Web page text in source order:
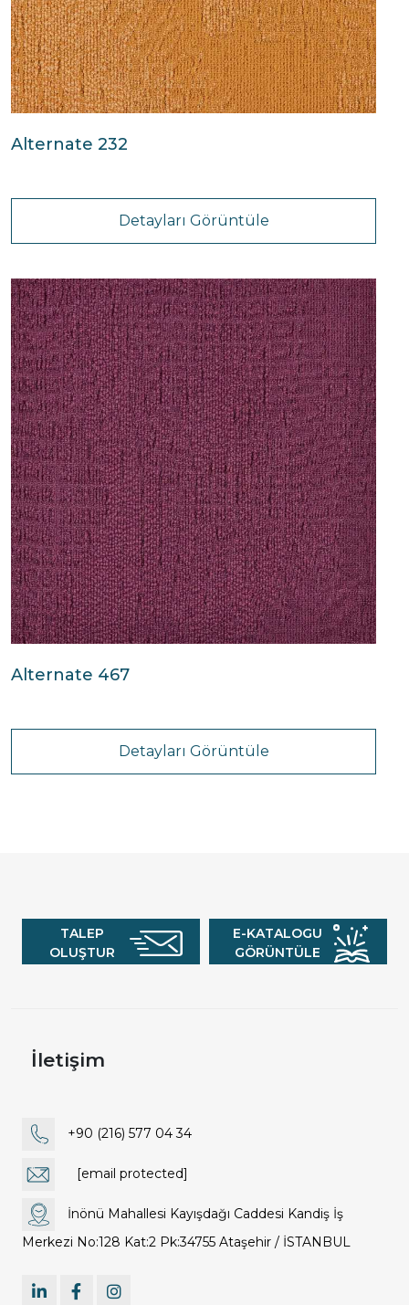
Alternate 232
Detayları Görüntüle
Alternate 467
Detayları Görüntüle
TALEP
OLUŞTUR
E-KATALOGU
GÖRÜNTÜLE
İletişim
+90 (216) 577 04 34
[email protected]
İnönü Mahallesi Kayışdağı Caddesi Kandiş İş
Merkezi No:128 Kat:2 Pk:34755 Ataşehir / İSTANBUL